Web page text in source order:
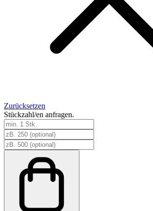
Zurücksetzen
Stückzahl/en anfragen.
Tragetaschen
Pneudom
Menge